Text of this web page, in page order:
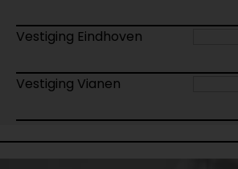
Vestiging Eindhoven
Vestiging Vianen